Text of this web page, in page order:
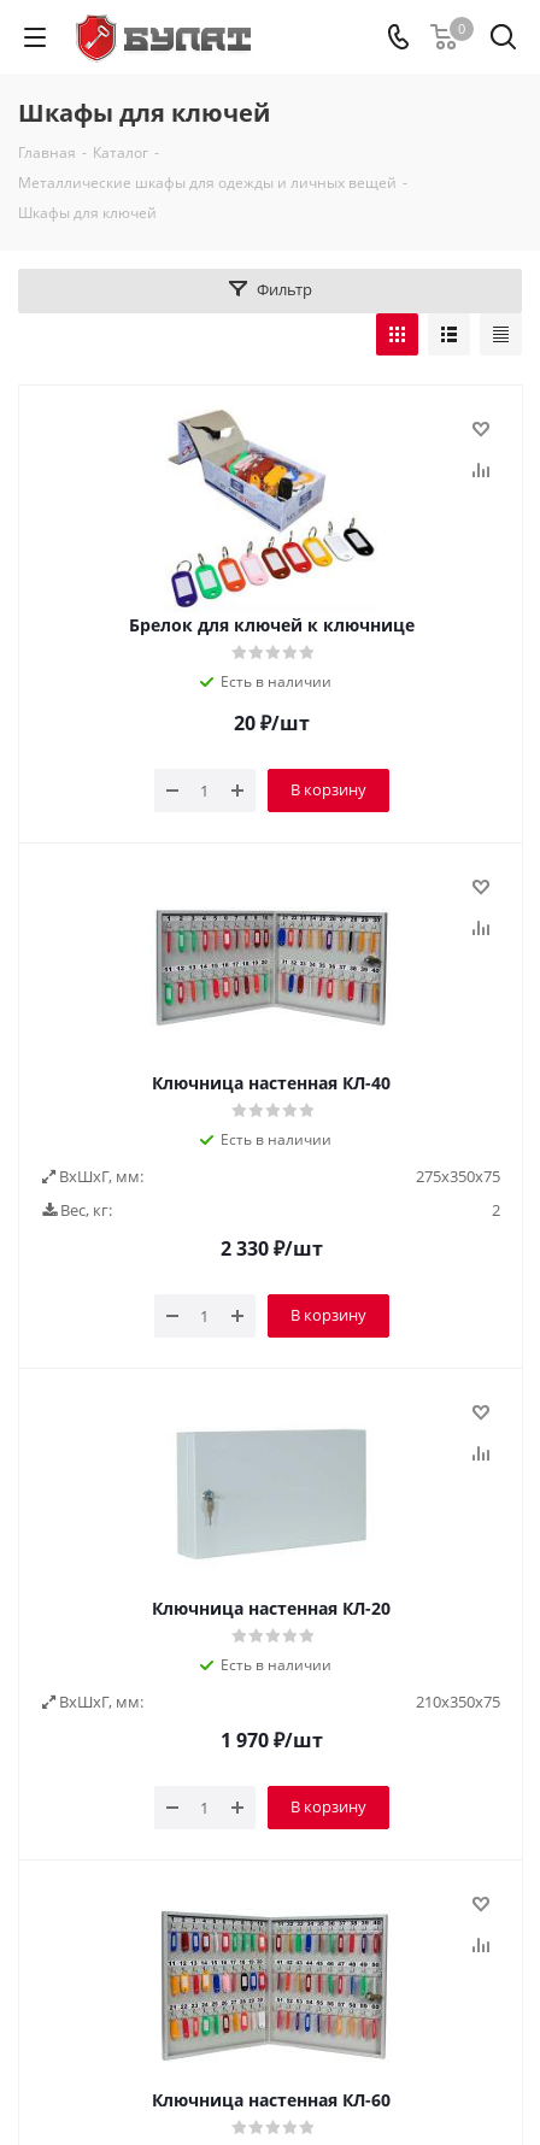
0
Шкафы для ключей
Главная - Каталог -
Металлические шкафы для одежды и личных вещей -
Шкафы для ключей
Фильтр
Брелок для ключей к ключнице
Есть в наличии
20₽/шт
В корзину
Ключница настенная КЛ-40
Есть в наличии
ВxШxГ, мм:
275x350x75
Вес, кг:
2
2 330₽/шт
В корзину
Ключница настенная КЛ-20
Есть в наличии
ВxШxГ, мм: 210x350x75
1 970₽/шт
В корзину
Ключница настенная КЛ-60